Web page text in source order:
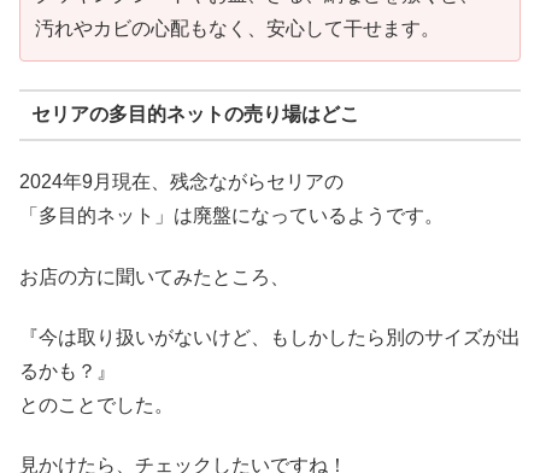
汚れやカビの心配もなく、安心して干せます。
セリアの多目的ネットの売り場はどこ
2024年9月現在、残念ながらセリアの
「多目的ネット」は廃盤になっているようです。
お店の方に聞いてみたところ、
『今は取り扱いがないけど、もしかしたら別のサイズが出
るかも？』
とのことでした。
見かけたら、チェックしたいですね！